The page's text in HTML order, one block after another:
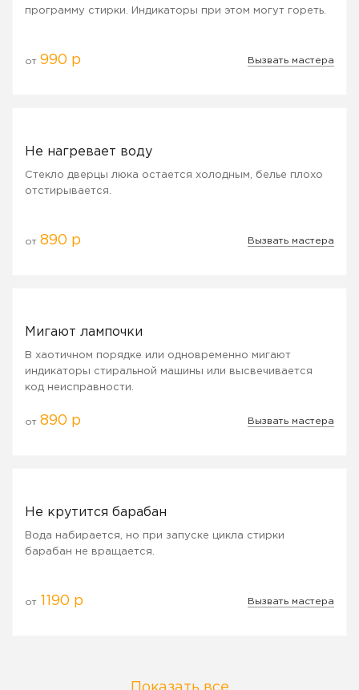
программу стирки. Индикаторы при этом могут гореть.
от 990 р Вызвать мастера
Не нагревает воду
Стекло дверцы люка остается холодным, белье плохо
отстирывается.
от 890 р Вызвать мастера
Мигают лампочки
В хаотичном порядке или одновременно мигают
индикаторы стиральной машины или высвечивается
код неисправности.
от 890 р Вызвать мастера
Не крутится барабан
Вода набирается, но при запуске цикла стирки
барабан не вращается.
от 1190 р Вызвать мастера